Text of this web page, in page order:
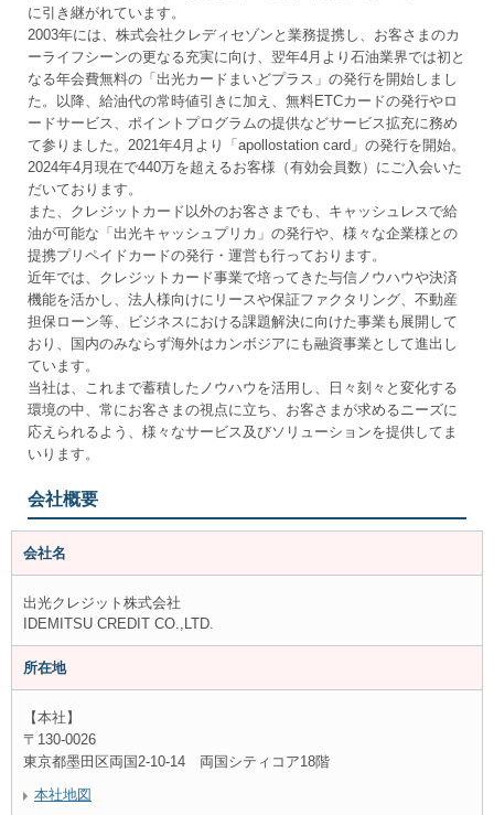
に引き継がれています。
2003年には、株式会社クレディセゾンと業務提携し、お客さまのカ
ーライフシーンの更なる充実に向け、翌年4月より石油業界では初と
なる年会費無料の「出光カードまいどプラス」の発行を開始しまし
た。以降、給油代の常時値引きに加え、無料ETCカードの発行やロ
ードサービス、ポイントプログラムの提供などサービス拡充に務め
て参りました。2021年4月より「apollostation card」の発行を開始。
2024年4月現在で440万を超えるお客様（有効会員数）にご入会いた
だいております。
また、クレジットカード以外のお客さまでも、キャッシュレスで給
油が可能な「出光キャッシュプリカ」の発行や、様々な企業様との
提携プリペイドカードの発行・運営も行っております。
近年では、クレジットカード事業で培ってきた与信ノウハウや決済
機能を活かし、法人様向けにリースや保証ファクタリング、不動産
担保ローン等、ビジネスにおける課題解決に向けた事業も展開して
おり、国内のみならず海外はカンボジアにも融資事業として進出し
ています。
当社は、これまで蓄積したノウハウを活用し、日々刻々と変化する
環境の中、常にお客さまの視点に立ち、お客さまが求めるニーズに
応えられるよう、様々なサービス及びソリューションを提供してま
いります。
会社概要
会社名
出光クレジット株式会社
IDEMITSU CREDIT CO.,LTD.
所在地
【本社】
〒130-0026
東京都墨田区両国2-10-14 両国シティコア18階
本社地図